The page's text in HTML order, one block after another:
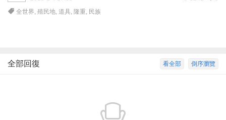
全世界,殖民地,道具, 隆重, 民族
倒序瀏覽
看全部
全部回復